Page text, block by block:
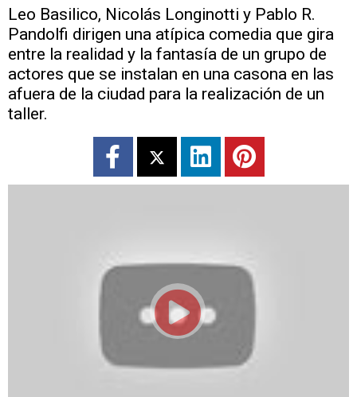
Leo Basilico, Nicolás Longinotti y Pablo R.
Pandolfi dirigen una atípica comedia que gira
entre la realidad y la fantasía de un grupo de
actores que se instalan en una casona en las
afuera de la ciudad para la realización de un
taller.